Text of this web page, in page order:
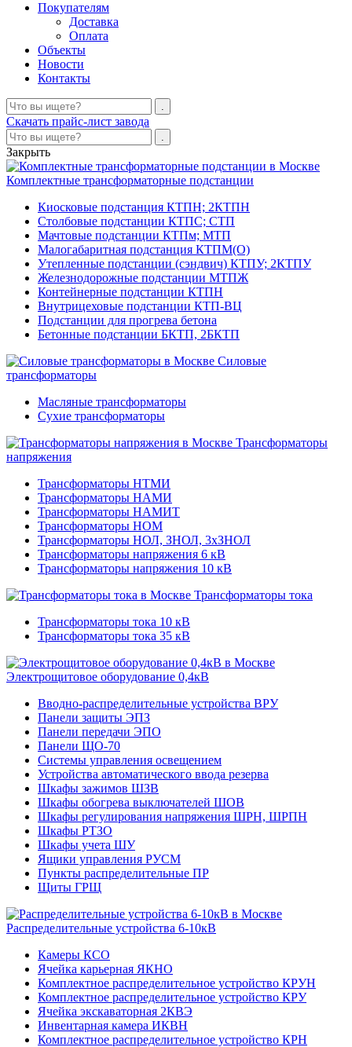
Покупателям
Доставка
Оплата
Объекты
Новости
Контакты
Скачать прайс-лист завода
Закрыть
Комплектные трансформаторные подстанции
Киосковые подстанция КТПН; 2КТПН
Столбовые подстанции КТПС; СТП
Мачтовые подстанции КТПм; МТП
Малогабаритная подстанция КТПМ(О)
Утепленные подстанции (сэндвич) КТПУ; 2КТПУ
Железнодорожные подстанции МТПЖ
Контейнерные подстанции КТПН
Внутрицеховые подстанции КТП-ВЦ
Подстанции для прогрева бетона
Бетонные подстанции БКТП, 2БКТП
Силовые
трансформаторы
Масляные трансформаторы
Сухие трансформаторы
Трансформаторы
напряжения
Трансформаторы НТМИ
Трансформаторы НАМИ
Трансформаторы НАМИТ
Трансформаторы НОМ
Трансформаторы НОЛ, ЗНОЛ, 3хЗНОЛ
Трансформаторы напряжения 6 кВ
Трансформаторы напряжения 10 кВ
Трансформаторы тока
Трансформаторы тока 10 кВ
Трансформаторы тока 35 кВ
Электрощитовое оборудование 0,4кВ
Вводно-распределительные устройства ВРУ
Панели защиты ЭПЗ
Панели передачи ЭПО
Панели ЩО-70
Системы управления освещением
Устройства автоматического ввода резерва
Шкафы зажимов ШЗВ
Шкафы обогрева выключателей ШОВ
Шкафы регулирования напряжения ШРН, ШРПН
Шкафы РТЗО
Шкафы учета ШУ
Ящики управления РУСМ
Пункты распределительные ПР
Щиты ГРЩ
Распределительные устройства 6-10кВ
Камеры КСО
Ячейка карьерная ЯКНО
Комплектное распределительное устройство КРУН
Комплектное распределительное устройство КРУ
Ячейка экскаваторная 2КВЭ
Инвентарная камера ИКВН
Комплектное распределительное устройство КРН